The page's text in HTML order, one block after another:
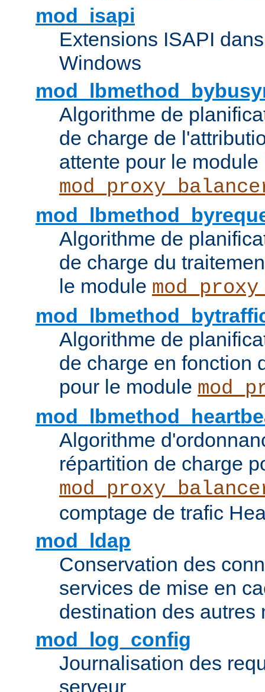
mod_isapi
Extensions ISAPI
Windows
Algorithme de
de charge de
attente pour le module
Algorithme de
de charge du
le module
Algorithme de
de charge en fonction
pour le module
Algorithme
répartition de charge
comptage de trafic
mod_ldap
Conservation des
services de mise en
destination des autres
mod_log_config
Journalisation des
serveur